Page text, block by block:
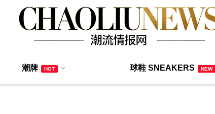
潮牌 HOT 球鞋 SNEAKERS NEW